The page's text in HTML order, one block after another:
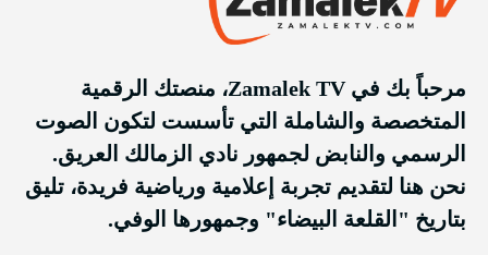
مرحباً بك في Zamalek TV، منصتك الرقمية
المتخصصة والشاملة التي تأسست لتكون الصوت
الرسمي والنابض لجمهور نادي الزمالك العريق.
نحن هنا لتقديم تجربة إعلامية ورياضية فريدة، تليق
بتاريخ "القلعة البيضاء" وجمهورها الوفي.